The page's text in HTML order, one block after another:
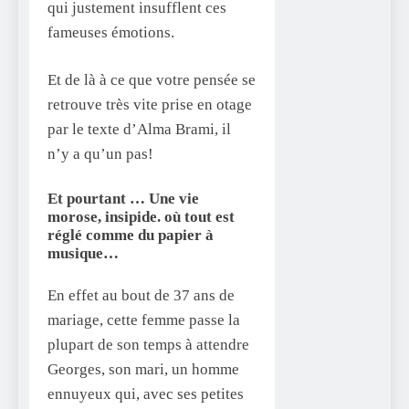
qui justement insufflent ces
fameuses émotions.
Et de là à ce que votre pensée se
retrouve très vite prise en otage
par le texte d’Alma Brami, il
n’y a qu’un pas!
Et pourtant … Une vie
morose, insipide. où tout est
réglé comme du papier à
musique…
En effet au bout de 37 ans de
mariage, cette femme passe la
plupart de son temps à attendre
Georges, son mari, un homme
ennuyeux qui, avec ses petites